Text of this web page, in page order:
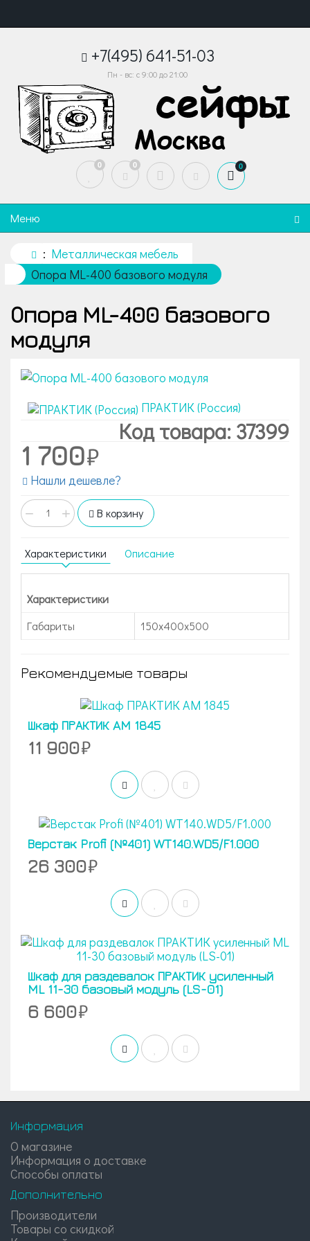
+7(495) 641-51-03
Пн - вс: с 9:00 до 21:00
0 0 0
Меню
Металлическая мебель
Опора ML-400 базового модуля
Опора ML-400 базового
модуля
ПРАКТИК (Россия)
Код товара: 37399
1 700
Нашли дешевле?
− + В корзину
Характеристики Описание
Характеристики
Габариты
150х400х500
Рекомендуемые товары
Шкаф ПРАКТИК AM 1845
11 900
Верстак Profi (№401) WT140.WD5/F1.000
26 300
Шкаф для раздевалок ПРАКТИК усиленный
ML 11-30 базовый модуль (LS-01)
6 600
Информация
О магазине
Информация о доставке
Способы оплаты
Дополнительно
Производители
Товары со скидкой